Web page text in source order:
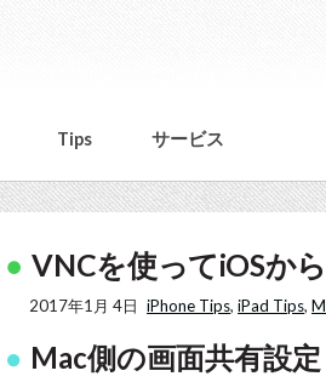
Tips サービス
VNCを使ってiOSか
2017年1月 4日 iPhone Tips,iPad Tips,
Mac側の画面共有設定